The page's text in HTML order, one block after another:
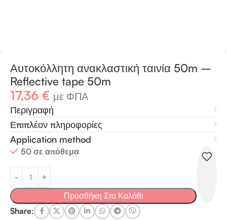
Αυτοκόλλητη ανακλαστική ταινία 50m –
Reflective tape 50m
17,36 € με ΦΠΑ
Περιγραφή
Επιπλέον πληροφορίες
Application method
50 σε απόθεμα
Προσθήκη Στο Καλάθι
Share: